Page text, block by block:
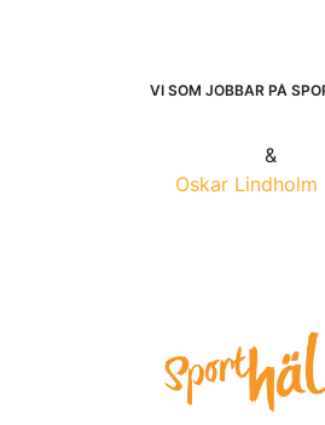
VI SOM JOBBAR PÅ
&
Oskar Lindholm